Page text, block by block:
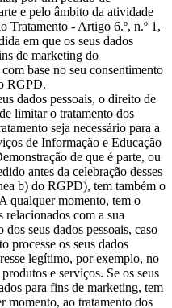
e pelo âmbito da atividade
Tratamento - Artigo 6.º, n.º 1,
em que os seus dados
de marketing do
base no seu consentimento
RGPD.
dados pessoais, o direito de
limitar o tratamento dos
seja necessário para a
de Informação e Educação
de que é parte, ou
antes da celebração desses
b) do RGPD), tem também o
qualquer momento, tem o
com a sua
seus dados pessoais, caso
processe os seus dados
legítimo, por exemplo, no
e serviços. Se os seus
para fins de marketing, tem
momento, ao tratamento dos